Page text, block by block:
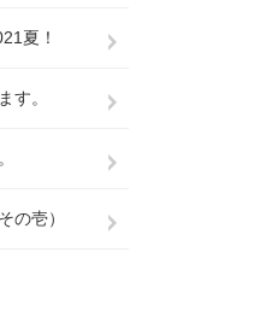
夏！
す。
の壱）